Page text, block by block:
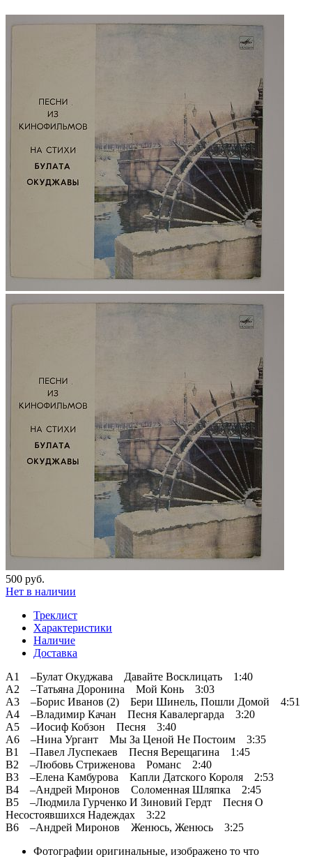
500 руб.
Нет в наличии
Треклист
Характеристики
Наличие
Доставка
A1 –Булат Окуджава Давайте Восклицать 1:40
A2 –Татьяна Доронина Мой Конь 3:03
A3 –Борис Иванов (2) Бери Шинель, Пошли Домой 4:51
A4 –Владимир Качан Песня Кавалергарда 3:20
A5 –Иосиф Кобзон Песня 3:40
A6 –Нина Ургант Мы За Ценой Не Постоим 3:35
B1 –Павел Луспекаев Песня Верещагина 1:45
B2 –Любовь Стриженова Романс 2:40
B3 –Елена Камбурова Капли Датского Короля 2:53
B4 –Андрей Миронов Соломенная Шляпка 2:45
B5 –Людмила Гурченко И Зиновий Гердт Песня О
Несостоявшихся Надеждах 3:22
B6 –Андрей Миронов Женюсь, Женюсь 3:25
Фотографии оригинальные, изображено то что